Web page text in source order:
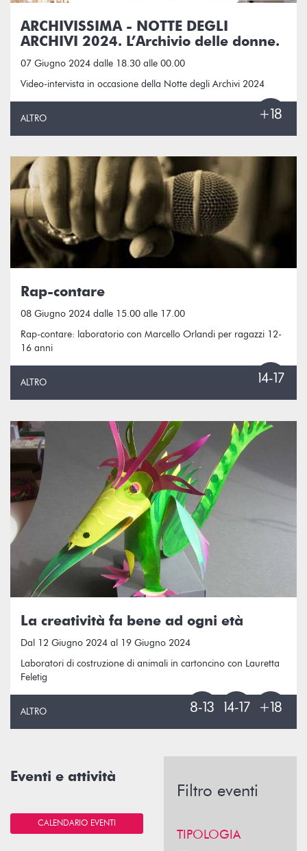
ARCHIVISSIMA - NOTTE DEGLI
ARCHIVI 2024. L’Archivio delle donne.
07 Giugno 2024 dalle 18.30 alle 00.00
Video-intervista in occasione della Notte degli Archivi 2024
ALTRO
Rap-contare
08 Giugno 2024 dalle 15.00 alle 17.00
Rap-contare: laboratorio con Marcello Orlandi per ragazzi 12-
16 anni
ALTRO
La creatività fa bene ad ogni età
Dal 12 Giugno 2024 al 19 Giugno 2024
Laboratori di costruzione di animali in cartoncino con Lauretta
Feletig
ALTRO
Eventi e attività
CALENDARIO EVENTI
Filtro eventi
TIPOLOGIA